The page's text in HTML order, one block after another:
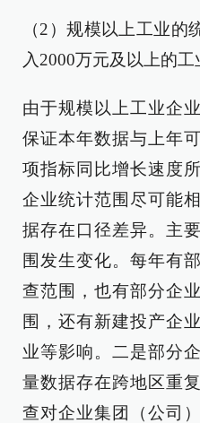
（2）规模以上工业的
入2000万元及以上的工
由于规模以上工业企
保证本年数据与上年
项指标同比增长速度
企业统计范围尽可能
据存在口径差异。主
围发生变化。每年有
查范围，也有部分企
围，还有新建投产企
业等影响。二是部分
量数据存在跨地区重
查对企业集团（公司